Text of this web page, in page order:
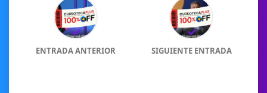
ENTRADA ANTERIOR SIGUIENTE ENTRADA